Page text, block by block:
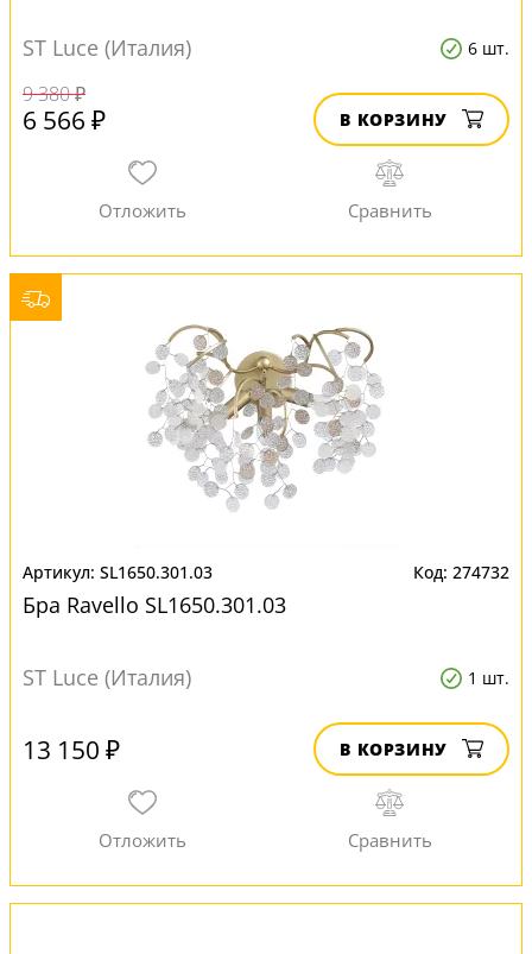
ST Luce (Италия) 6 шт.
9 380 ₽
6 566 ₽ В КОРЗИНУ
SL1650.301.03 274732
Бра Ravello SL1650.301.03
ST Luce (Италия) 1 шт.
13 150 ₽ В КОРЗИНУ